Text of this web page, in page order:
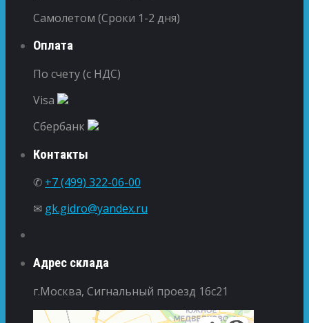
Самолетом (Сроки 1-2 дня)
Оплата
По счету (с НДС)
Visa
Сбербанк
Контакты
✆ +7 (499) 322-06-00
✉ gk.gidro@yandex.ru
Адрес склада
г.Москва, Сигнальный проезд 16с21